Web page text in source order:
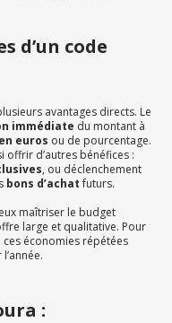
d’un code
avantages directs. Le
immédiate du montant à
euros ou de pourcentage.
offrir d’autres bénéfices :
, ou déclenchement
bons d’achatfuturs.
maîtriser le budget
large et qualitative. Pour
économies répétées
: